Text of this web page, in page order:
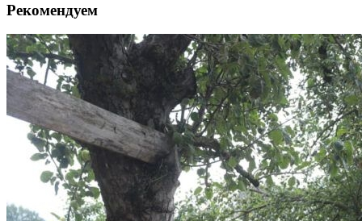
Рекомендуем